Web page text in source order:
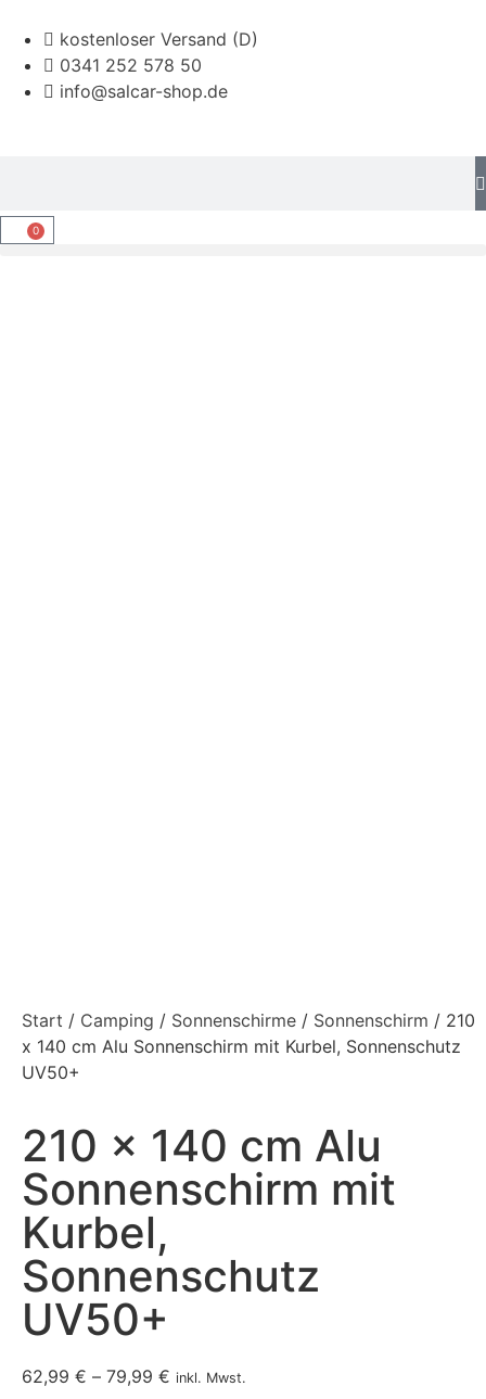
kostenloser Versand (D)
0341 252 578 50
info@salcar-shop.de
0
Start / Camping / Sonnenschirme / Sonnenschirm / 210
x 140 cm Alu Sonnenschirm mit Kurbel, Sonnenschutz
UV50+
210 x 140 cm Alu
Sonnenschirm mit
Kurbel,
Sonnenschutz
UV50+
62,99 € – 79,99 € inkl. Mwst.